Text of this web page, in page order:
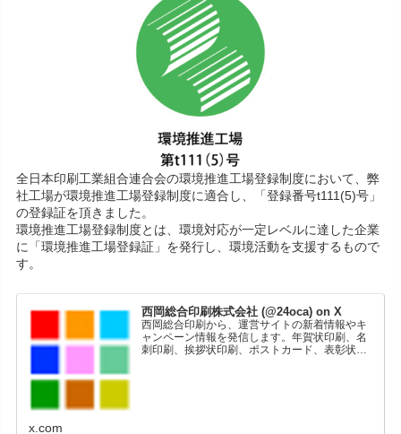
全日本印刷工業組合連合会の環境推進工場登録制度において、弊
社工場が環境推進工場登録制度に適合し、「登録番号t111(5)号」
の登録証を頂きました。
環境推進工場登録制度とは、環境対応が一定レベルに達した企業
に「環境推進工場登録証」を発行し、環境活動を支援するもので
す。
西岡総合印刷株式会社 (@24oca) on X
西岡総合印刷から、運営サイトの新着情報やキ
ャンペーン情報を発信します。年賀状印刷、名
刺印刷、挨拶状印刷、ポストカード、表彰状印
x.com